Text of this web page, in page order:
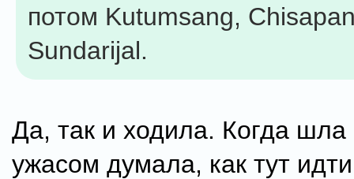
потом Kutumsang,
Sundarijal.
Да, так и ходила. Когда шла
ужасом думала, как тут